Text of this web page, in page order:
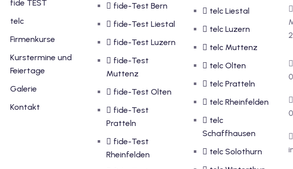
fide TEST
telc
Firmenkurse
Kurstermine und
Feiertage
Galerie
Kontakt
fide-Test Bern
fide-Test Liestal
fide-Test Luzern
fide-Test
Muttenz
fide-Test Olten
fide-Test
Pratteln
fide-Test
Rheinfelden
telc Liestal
telc Luzern
telc Muttenz
telc Olten
telc Pratteln
telc Rheinfelden
telc
Schaffhausen
telc Solothurn